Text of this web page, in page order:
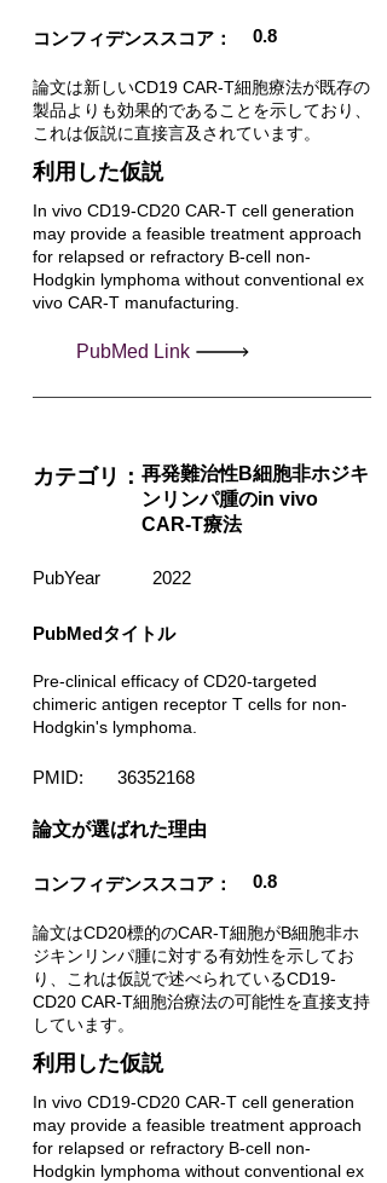
コンフィデンススコア： 0.8
論文は新しいCD19 CAR-T細胞療法が既存の
製品よりも効果的であることを示しており、
これは仮説に直接言及されています。
利用した仮説
In vivo CD19-CD20 CAR-T cell generation
may provide a feasible treatment approach
for relapsed or refractory B-cell non-
Hodgkin lymphoma without conventional ex
vivo CAR-T manufacturing.
PubMed Link
カテゴリ： 再発難治性B細胞非ホジキ
ンリンパ腫のin vivo
CAR-T療法
PubYear 2022
PubMedタイトル
Pre-clinical efficacy of CD20-targeted
chimeric antigen receptor T cells for non-
Hodgkin's lymphoma.
PMID: 36352168
​論文が選ばれた理由
コンフィデンススコア： 0.8
論文はCD20標的のCAR-T細胞がB細胞非ホ
ジキンリンパ腫に対する有効性を示してお
り、これは仮説で述べられているCD19-
CD20 CAR-T細胞治療法の可能性を直接支持
しています。
利用した仮説
In vivo CD19-CD20 CAR-T cell generation
may provide a feasible treatment approach
for relapsed or refractory B-cell non-
Hodgkin lymphoma without conventional ex